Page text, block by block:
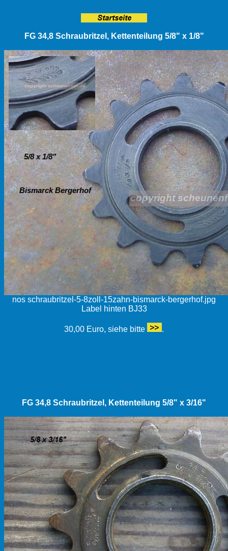
FG 34,8 Schraubritzel, Kettenteilung 5/8" x 1/8"
nos schraubritzel-5-8zoll-15zahn-bismarck-bergerhof.jpg
Label hinten BJ33
30,00 Euro, siehe bitte .
FG 34,8 Schraubritzel, Kettenteilung 5/8" x 3/16"